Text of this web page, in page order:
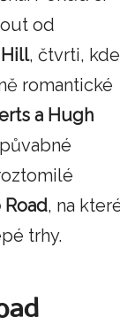
od
, čtvrti, kde
romantické
a Hugh
, na
trhy.